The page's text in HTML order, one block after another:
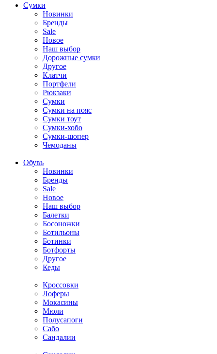
Cумки
Новинки
Бренды
Sale
Новое
Наш выбор
Дорожные сумки
Другое
Клатчи
Портфели
Рюкзаки
Сумки
Сумки на пояс
Сумки тоут
Сумки-хобо
Сумки-шопер
Чемоданы
Обувь
Новинки
Бренды
Sale
Новое
Наш выбор
Балетки
Босоножки
Ботильоны
Ботинки
Ботфорты
Другое
Кеды
Кроссовки
Лоферы
Мокасины
Мюли
Полусапоги
Сабо
Сандалии